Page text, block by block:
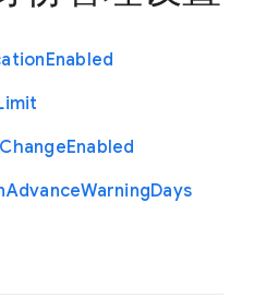
Enabled
ChangeEnabled
AdvanceWarningDays